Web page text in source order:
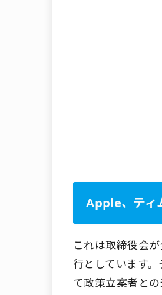
Apple、ティ
これは取締役会
行としています
て政策立案者と